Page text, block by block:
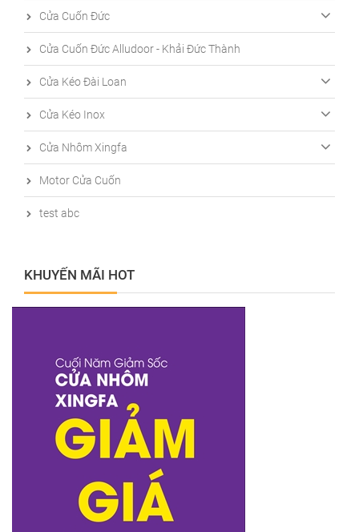
Cửa Cuốn Đức
Cửa Cuốn Đức Alludoor - Khải Đức Thành
Cửa Kéo Đài Loan
Cửa Kéo Inox
Cửa Nhôm Xingfa
Motor Cửa Cuốn
test abc
KHUYẾN MÃI HOT